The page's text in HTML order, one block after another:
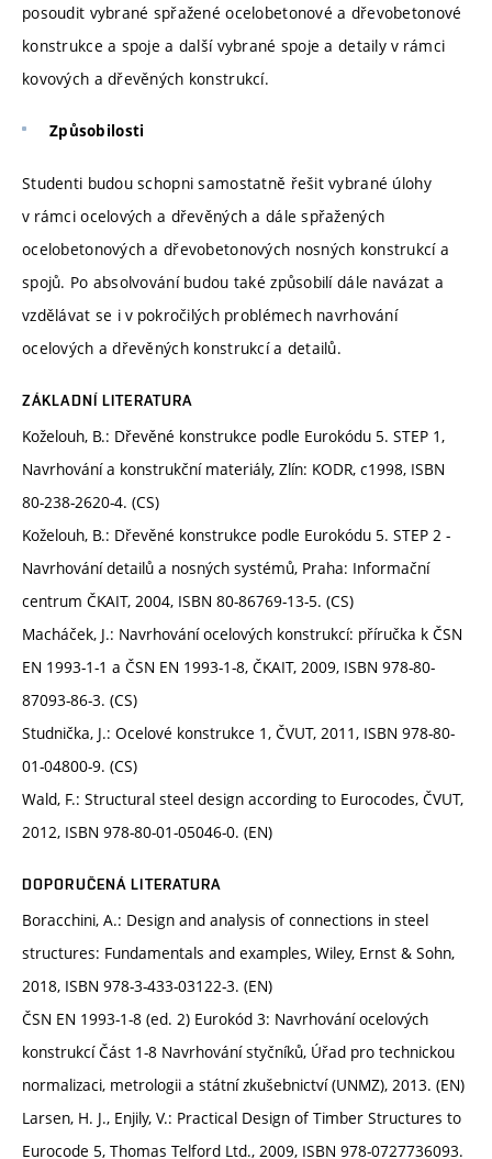
posoudit vybrané spřažené ocelobetonové a dřevobetonové
konstrukce a spoje a další vybrané spoje a detaily v rámci
kovových a dřevěných konstrukcí.
Způsobilosti
Studenti budou schopni samostatně řešit vybrané úlohy
v rámci ocelových a dřevěných a dále spřažených
ocelobetonových a dřevobetonových nosných konstrukcí a
spojů. Po absolvování budou také způsobilí dále navázat a
vzdělávat se i v pokročilých problémech navrhování
ocelových a dřevěných konstrukcí a detailů.
ZÁKLADNÍ LITERATURA
Koželouh, B.: Dřevěné konstrukce podle Eurokódu 5. STEP 1,
Navrhování a konstrukční materiály, Zlín: KODR, c1998, ISBN
80-238-2620-4. (CS)
Koželouh, B.: Dřevěné konstrukce podle Eurokódu 5. STEP 2 -
Navrhování detailů a nosných systémů, Praha: Informační
centrum ČKAIT, 2004, ISBN 80-86769-13-5. (CS)
Macháček, J.: Navrhování ocelových konstrukcí: příručka k ČSN
EN 1993-1-1 a ČSN EN 1993-1-8, ČKAIT, 2009, ISBN 978-80-
87093-86-3. (CS)
Studnička, J.: Ocelové konstrukce 1, ČVUT, 2011, ISBN 978-80-
01-04800-9. (CS)
Wald, F.: Structural steel design according to Eurocodes, ČVUT,
2012, ISBN 978-80-01-05046-0. (EN)
DOPORUČENÁ LITERATURA
Boracchini, A.: Design and analysis of connections in steel
structures: Fundamentals and examples, Wiley, Ernst & Sohn,
2018, ISBN 978-3-433-03122-3. (EN)
ČSN EN 1993-1-8 (ed. 2) Eurokód 3: Navrhování ocelových
konstrukcí Část 1-8 Navrhování styčníků, Úřad pro technickou
normalizaci, metrologii a státní zkušebnictví (UNMZ), 2013. (EN)
Larsen, H. J., Enjily, V.: Practical Design of Timber Structures to
Eurocode 5, Thomas Telford Ltd., 2009, ISBN 978-0727736093.